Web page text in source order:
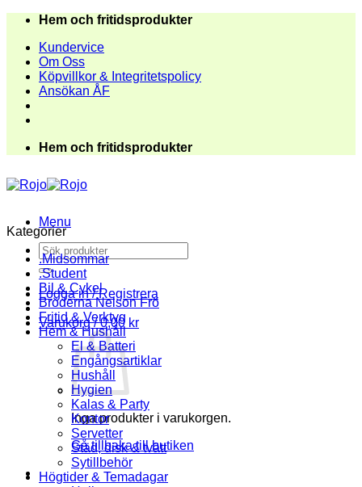
Skip
content
Hem och fritidsprodukter
Kundervice
Om Oss
Köpvillkor & Integritetspolicy
Ansökan ÅF
Hem och fritidsprodukter
Menu
Sök
efter:
Logga in / Registrera
Varukorg /0,00 kr
Inga produkter i varukorgen.
Gå tillbaka till butiken
Kategorier
.Midsommar
.Student
Bil & Cykel
Bröderna Nelson Frö
Fritid & Verktyg
Hem & Hushåll
El & Batteri
Engångsartiklar
Hushåll
Hygien
Kalas & Party
Kontor
Servetter
Städ, disk & tvätt
Sytillbehör
Högtider & Temadagar